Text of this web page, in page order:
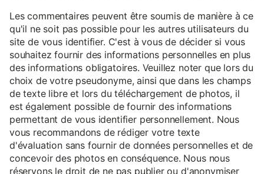
Les commentaires peuvent être soumis de manière à ce
qu'il ne soit pas possible pour les autres utilisateurs du
site de vous identifier. C'est à vous de décider si vous
souhaitez fournir des informations personnelles en plus
des informations obligatoires. Veuillez noter que lors du
choix de votre pseudonyme, ainsi que dans les champs
de texte libre et lors du téléchargement de photos, il
est également possible de fournir des informations
permettant de vous identifier personnellement. Nous
vous recommandons de rédiger votre texte
d'évaluation sans fournir de données personnelles et de
concevoir des photos en conséquence. Nous nous
réservons le droit de ne pas publier ou d'anonymiser